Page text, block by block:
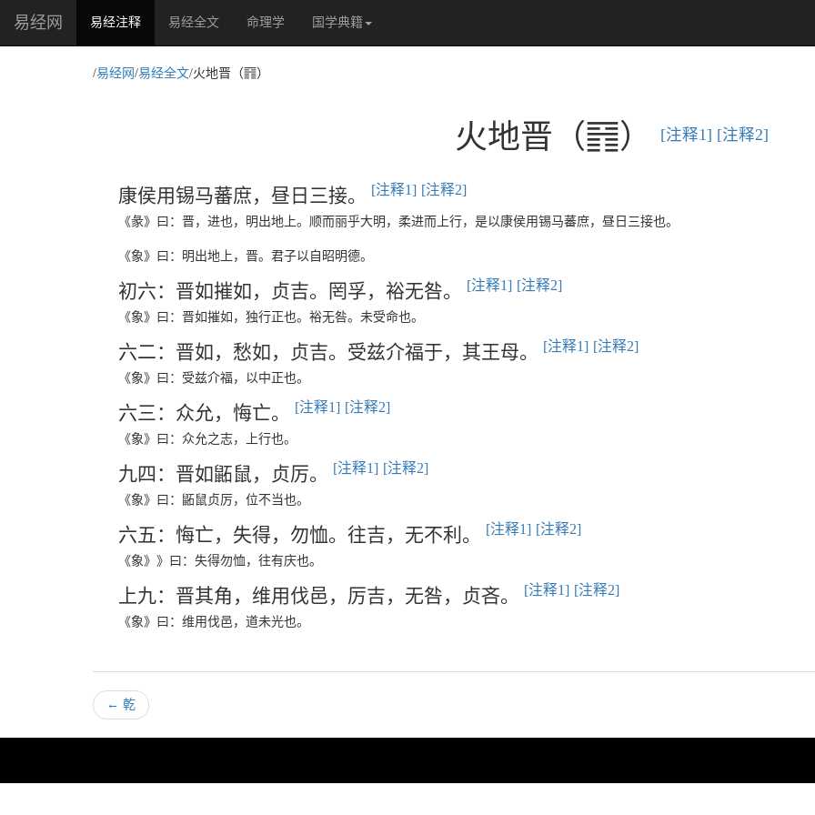
易经网 易经注释(current)易经全文 命理学 国学典籍
/易经网 /易经全文/火地晋（T）
火地晋（T） [注释1] [注释2]
康侯用锡马蕃庶，昼日三接。 [注释1] [注释2]
《彖》曰：晋，进也，明出地上。顺而丽乎大明，柔进而上行，是以康侯用锡马蕃庶，昼日三接也。
《象》曰：明出地上，晋。君子以自昭明德。
初六：晋如摧如，贞吉。罔孚，裕无咎。 [注释1] [注释2]
《象》曰：晋如摧如，独行正也。裕无咎。未受命也。
六二：晋如，愁如，贞吉。受兹介福于，其王母。 [注释1] [注释2]
《象》曰：受兹介福，以中正也。
六三：众允，悔亡。 [注释1] [注释2]
《象》曰：众允之志，上行也。
九四：晋如鼫鼠，贞厉。 [注释1] [注释2]
《象》曰：鼫鼠贞厉，位不当也。
六五：悔亡，失得，勿恤。往吉，无不利。 [注释1] [注释2]
《象》》曰：失得勿恤，往有庆也。
上九：晋其角，维用伐邑，厉吉，无咎，贞吝。 [注释1] [注释2]
《象》曰：维用伐邑，道未光也。
← 乾